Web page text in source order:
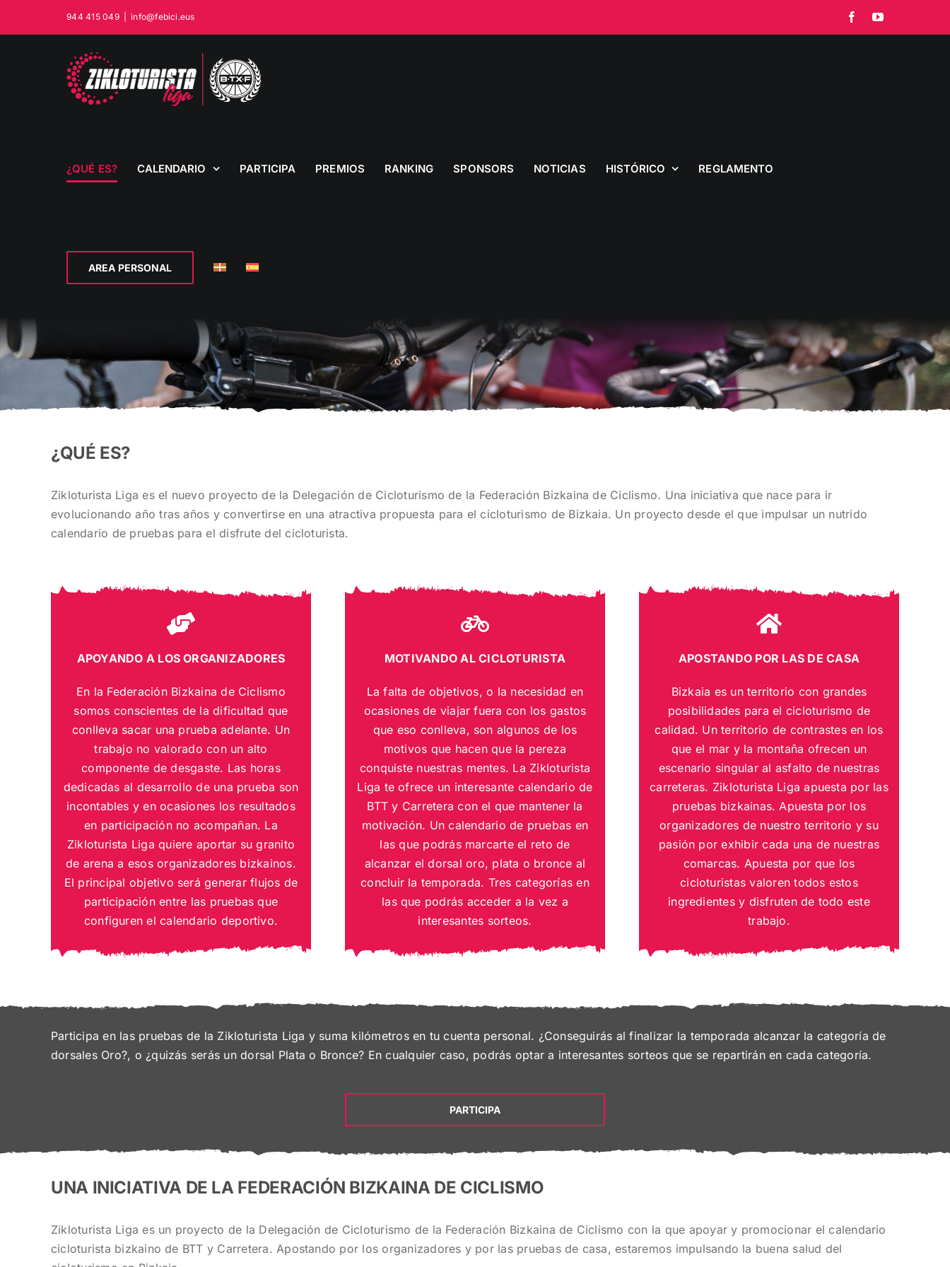
944 415 049 info@febici.eus FacebookYouTube
¿QUÉ ES? CALENDARIO PARTICIPA PREMIOS RANKING SPONSORS NOTICIAS HISTÓRICO REGLAMENTO
AREA PERSONAL
¿QUÉ ES?
Zikloturista Liga es el nuevo proyecto de la Delegación de Cicloturismo de la Federación Bizkaina de Ciclismo. Una iniciativa que nace para ir
evolucionando año tras años y convertirse en una atractiva propuesta para el cicloturismo de Bizkaia. Un proyecto desde el que impulsar un nutrido
calendario de pruebas para el disfrute del cicloturista.
APOYANDO A LOS ORGANIZADORES
En la Federación Bizkaina de Ciclismo
somos conscientes de la dificultad que
conlleva sacar una prueba adelante. Un
trabajo no valorado con un alto
componente de desgaste. Las horas
dedicadas al desarrollo de una prueba son
incontables y en ocasiones los resultados
en participación no acompañan. La
Zikloturista Liga quiere aportar su granito
de arena a esos organizadores bizkainos.
El principal objetivo será generar flujos de
participación entre las pruebas que
configuren el calendario deportivo.
MOTIVANDO AL CICLOTURISTA
La falta de objetivos, o la necesidad en
ocasiones de viajar fuera con los gastos
que eso conlleva, son algunos de los
motivos que hacen que la pereza
conquiste nuestras mentes. La Zikloturista
Liga te ofrece un interesante calendario de
BTT y Carretera con el que mantener la
motivación. Un calendario de pruebas en
las que podrás marcarte el reto de
alcanzar el dorsal oro, plata o bronce al
concluir la temporada. Tres categorías en
las que podrás acceder a la vez a
interesantes sorteos.
APOSTANDO POR LAS DE CASA
Bizkaia es un territorio con grandes
posibilidades para el cicloturismo de
calidad. Un territorio de contrastes en los
que el mar y la montaña ofrecen un
escenario singular al asfalto de nuestras
carreteras. Zikloturista Liga apuesta por las
pruebas bizkainas. Apuesta por los
organizadores de nuestro territorio y su
pasión por exhibir cada una de nuestras
comarcas. Apuesta por que los
cicloturistas valoren todos estos
ingredientes y disfruten de todo este
trabajo.
Participa en las pruebas de la Zikloturista Liga y suma kilómetros en tu cuenta personal. ¿Conseguirás al finalizar la temporada alcanzar la categoría de
dorsales Oro?, o ¿quizás serás un dorsal Plata o Bronce? En cualquier caso, podrás optar a interesantes sorteos que se repartirán en cada categoría.
PARTICIPA
UNA INICIATIVA DE LA FEDERACIÓN BIZKAINA DE CICLISMO
Zikloturista Liga es un proyecto de la Delegación de Cicloturismo de la Federación Bizkaina de Ciclismo con la que apoyar y promocionar el calendario
cicloturista bizkaino de BTT y Carretera. Apostando por los organizadores y por las pruebas de casa, estaremos impulsando la buena salud del